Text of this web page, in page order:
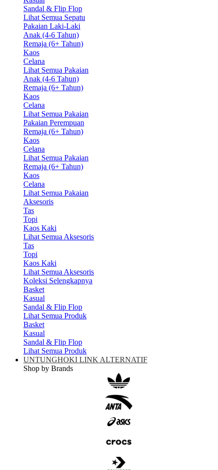
Sandal & Flip Flop
Lihat Semua Sepatu
Pakaian Laki-Laki
Anak (4-6 Tahun)
Remaja (6+ Tahun)
Kaos
Celana
Lihat Semua Pakaian
Anak (4-6 Tahun)
Remaja (6+ Tahun)
Kaos
Celana
Lihat Semua Pakaian
Pakaian Perempuan
Remaja (6+ Tahun)
Kaos
Celana
Lihat Semua Pakaian
Remaja (6+ Tahun)
Kaos
Celana
Lihat Semua Pakaian
Aksesoris
Tas
Topi
Kaos Kaki
Lihat Semua Aksesoris
Tas
Topi
Kaos Kaki
Lihat Semua Aksesoris
Koleksi Selengkapnya
Basket
Kasual
Sandal & Flip Flop
Lihat Semua Produk
Basket
Kasual
Sandal & Flip Flop
Lihat Semua Produk
UNTUNGHOKI LINK ALTERNATIF
Shop by Brands